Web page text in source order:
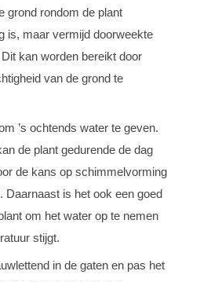
grond rondom de plant
is, maar vermijd doorweekte
kan worden bereikt door
van de grond te
’s ochtends water te geven.
de plant gedurende de dag
de kans op schimmelvorming
Daarnaast is het ook een goed
om het water op te nemen
stijgt.
in de gaten en pas het